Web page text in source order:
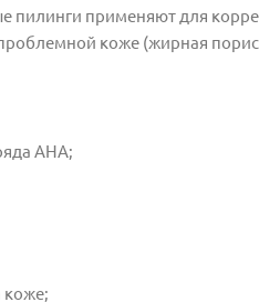
пилинги применяют для
коже (жирная
АНА;
коже;